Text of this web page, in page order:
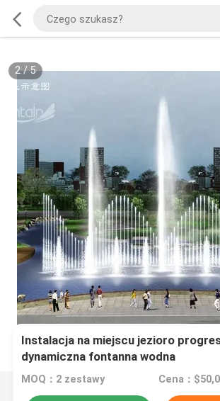
2/5
Instalacja na miejscu jezioro
dynamiczna fontanna wodna
MOQ：2 zestawy